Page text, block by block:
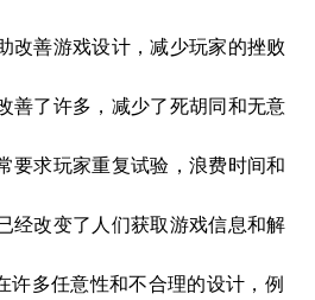
改善游戏设计，减少玩家的挫败
善了许多，减少了死胡同和无意
要求玩家重复试验，浪费时间和
经改变了人们获取游戏信息和解
许多任意性和不合理的设计，例